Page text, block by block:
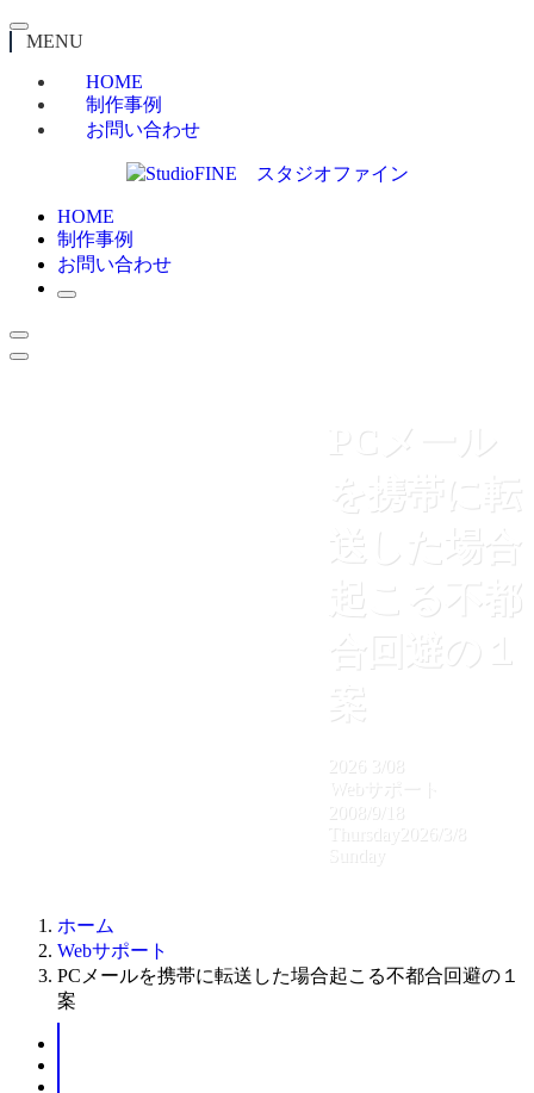
MENU
HOME
制作事例
お問い合わせ
HOME
制作事例
お問い合わせ
PCメール
を携帯に転
送した場合
起こる不都
合回避の１
案
2026
3/08
Webサポート
2008/9/18
Thursday
2026/3/8
Sunday
ホーム
Webサポート
PCメールを携帯に転送した場合起こる不都合回避の１
案